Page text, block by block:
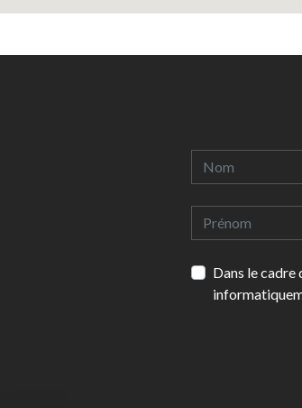
Dans le cadre